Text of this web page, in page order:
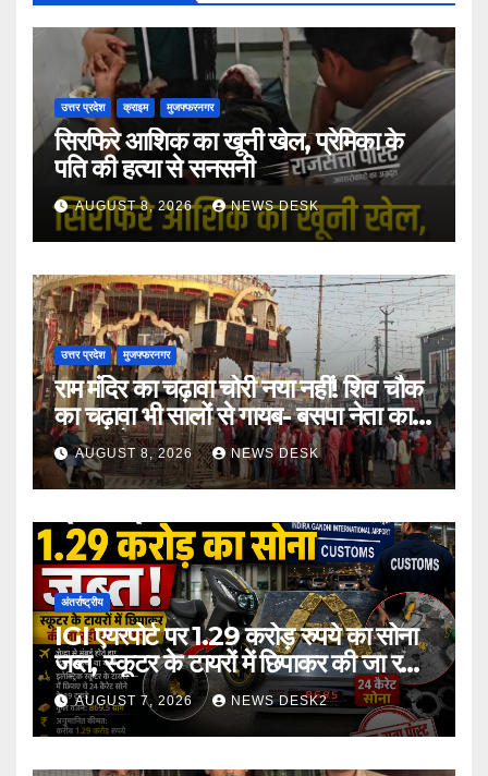
उत्तर प्रदेश क्राइम मुजफ्फरनगर
सिरफिरे आशिक का खूनी खेल, प्रेमिका के
पति की हत्या से सनसनी
AUGUST 8, 2026 NEWS DESK
उत्तर प्रदेश मुजफ्फरनगर
राम मंदिर का चढ़ावा चोरी नया नहीं! शिव चौक
का चढ़ावा भी सालों से गायब- बसपा नेता का
बड़ा आरोप
AUGUST 8, 2026 NEWS DESK
अंतर्राष्ट्रीय
IGI एयरपोर्ट पर 1.29 करोड़ रुपये का सोना
जब्त, स्कूटर के टायरों में छिपाकर की जा रही
थी तस्करी
AUGUST 7, 2026 NEWS DESK2